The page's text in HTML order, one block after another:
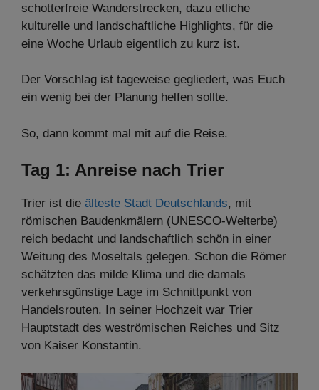
schotterfreie Wanderstrecken, dazu etliche
kulturelle und landschaftliche Highlights, für die
eine Woche Urlaub eigentlich zu kurz ist.
Der Vorschlag ist tageweise gegliedert, was Euch
ein wenig bei der Planung helfen sollte.
So, dann kommt mal mit auf die Reise.
Tag 1: Anreise nach Trier
Trier ist die älteste Stadt Deutschlands, mit
römischen Baudenkmälern (UNESCO-Welterbe)
reich bedacht und landschaftlich schön in einer
Weitung des Moseltals gelegen. Schon die Römer
schätzten das milde Klima und die damals
verkehrsgünstige Lage im Schnittpunkt von
Handelsrouten. In seiner Hochzeit war Trier
Hauptstadt des weströmischen Reiches und Sitz
von Kaiser Konstantin.